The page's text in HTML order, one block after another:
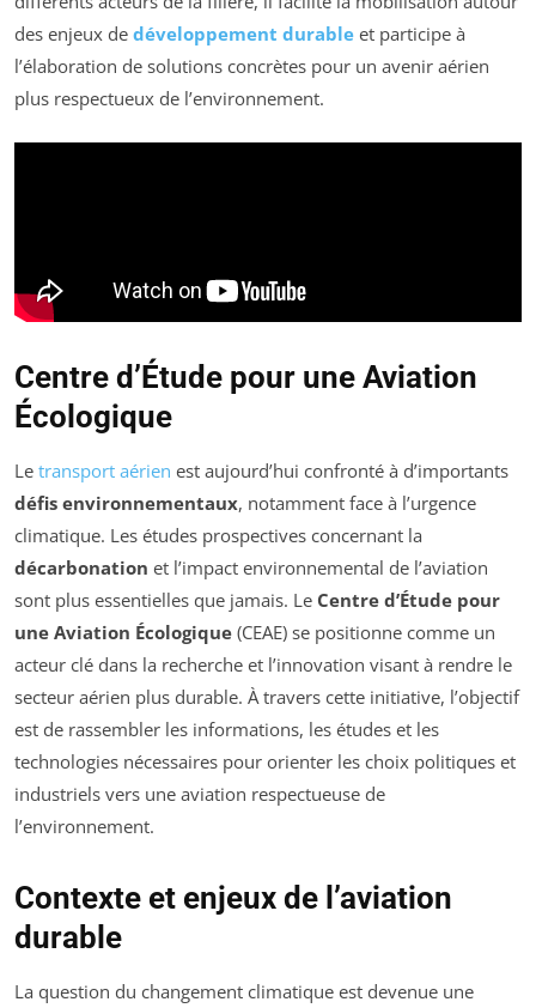
des enjeux de développement durable et participe à
l’élaboration de solutions concrètes pour un avenir aérien
plus respectueux de l’environnement.
Centre d’Étude pour une Aviation
Écologique
Le transport aérien est aujourd’hui confronté à d’importants
défis environnementaux, notamment face à l’urgence
climatique. Les études prospectives concernant la
décarbonation et l’impact environnemental de l’aviation
sont plus essentielles que jamais. Le Centre d’Étude pour
une Aviation Écologique (CEAE) se positionne comme un
acteur clé dans la recherche et l’innovation visant à rendre le
secteur aérien plus durable. À travers cette initiative, l’objectif
est de rassembler les informations, les études et les
technologies nécessaires pour orienter les choix politiques et
industriels vers une aviation respectueuse de
l’environnement.
Contexte et enjeux de l’aviation
durable
La question du changement climatique est devenue une